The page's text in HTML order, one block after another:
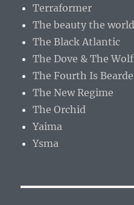
Terraformer
The beauty the
The Black Atlantic
The Dove & The Wolf
The Fourth Is
The New Regime
The Orchid
Yaima
Ysma